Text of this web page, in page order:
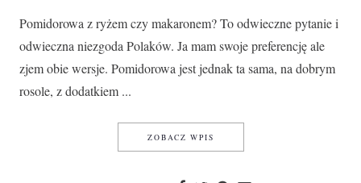
Pomidorowa z ryżem czy makaronem? To odwieczne pytanie i
odwieczna niezgoda Polaków. Ja mam swoje preferencję ale
zjem obie wersje. Pomidorowa jest jednak ta sama, na dobrym
rosole, z dodatkiem ...
ZOBACZ WPIS